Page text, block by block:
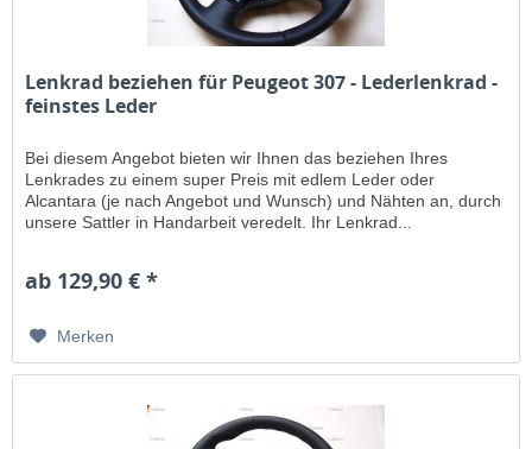
Lenkrad beziehen für Peugeot 307 - Lederlenkrad -
feinstes Leder
Bei diesem Angebot bieten wir Ihnen das beziehen Ihres
Lenkrades zu einem super Preis mit edlem Leder oder
Alcantara (je nach Angebot und Wunsch) und Nähten an, durch
unsere Sattler in Handarbeit veredelt. Ihr Lenkrad...
ab 129,90 € *
Merken